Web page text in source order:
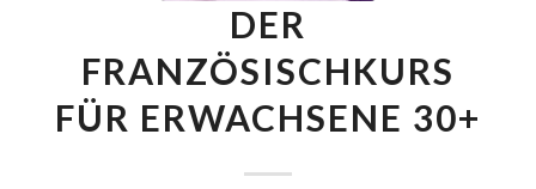
DER
FRANZÖSISCHKURS
FÜR ERWACHSENE 30+